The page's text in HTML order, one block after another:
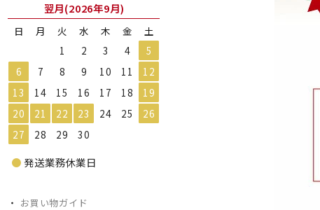
翌月(2026年9月)
日 月 火 水 木 金
土
1
2 3 4
5
6
7 8 9 10 11
12
13
14 15 16 17 18
19
20
21 22 23 24 25
26
27
28 29 30
● 発送業務休業日
・ お買い物ガイド